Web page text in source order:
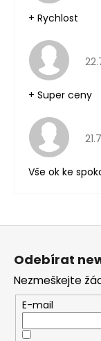
+ Rychlost
+ Super ceny
Vše ok ke
Z
Odebírat
Nezmeškejte
E-mail